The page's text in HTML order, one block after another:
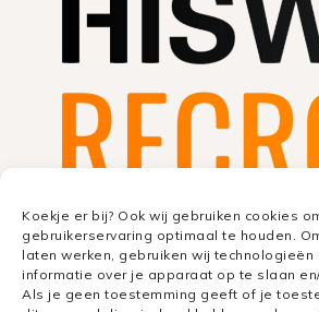
Koekje er bij? Ook wij gebruiken cookies
gebruikerservaring optimaal te houden.
laten werken, gebruiken wij technologieën
informatie over je apparaat op te slaan
Als je geen toestemming geeft of je